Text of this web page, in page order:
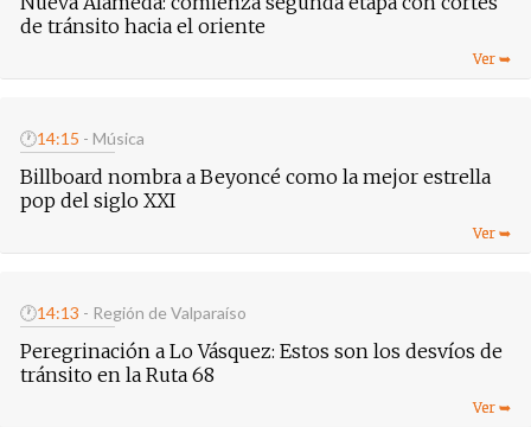
de tránsito hacia el oriente
🕐14:15 - Música
Billboard nombra a Beyoncé como la mejor estrella
pop del siglo XXI
🕐14:13 - Región de Valparaíso
Peregrinación a Lo Vásquez: Estos son los desvíos de
tránsito en la Ruta 68